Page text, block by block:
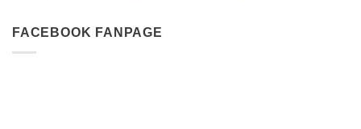
FACEBOOK FANPAGE